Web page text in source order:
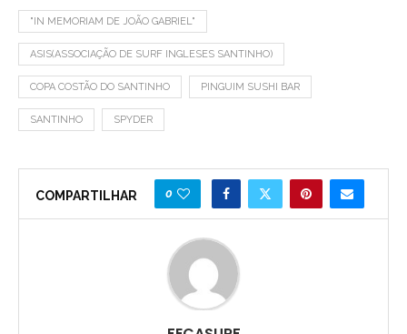
"IN MEMORIAM DE JOÃO GABRIEL"
ASIS(ASSOCIAÇÃO DE SURF INGLESES SANTINHO)
COPA COSTÃO DO SANTINHO PINGUIM SUSHI BAR
SANTINHO SPYDER
COMPARTILHAR 0